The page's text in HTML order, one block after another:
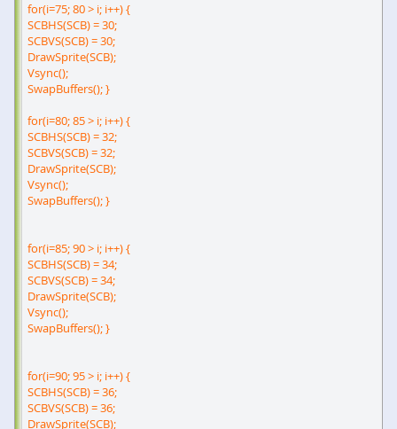
for(i=75; 80 > i; i++) {
SCBHS(SCB) = 30;
SCBVS(SCB) = 30;
DrawSprite(SCB);
Vsync();
SwapBuffers(); }
for(i=80; 85 > i; i++) {
SCBHS(SCB) = 32;
SCBVS(SCB) = 32;
DrawSprite(SCB);
Vsync();
SwapBuffers(); }
for(i=85; 90 > i; i++) {
SCBHS(SCB) = 34;
SCBVS(SCB) = 34;
DrawSprite(SCB);
Vsync();
SwapBuffers(); }
for(i=90; 95 > i; i++) {
SCBHS(SCB) = 36;
SCBVS(SCB) = 36;
DrawSprite(SCB);